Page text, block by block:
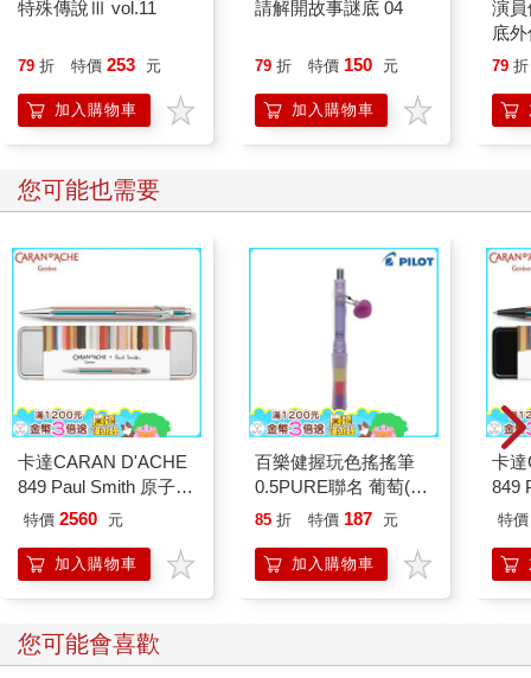
特殊傳說Ⅲ vol.11
79 折 特價 253 元
加入購物車
請解開故事謎底 04
79 折 特價 150 元
加入購物車
演
底
79 折
您可能也需要
卡達CARAN D'ACHE
849 Paul Smith 原子筆
ED.5 條紋銀
特價 2560 元
加入購物車
百樂健握玩色搖搖筆
0.5PURE聯名 葡萄(限
量)
85 折 特價 187 元
加入購物車
卡
849
特價
您可能會喜歡